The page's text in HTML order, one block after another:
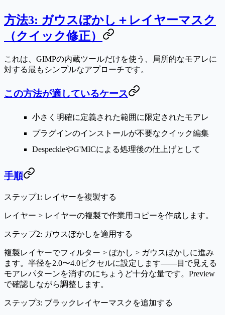
方法3: ガウスぼかし＋レイヤーマスク
（クイック修正）
これは、GIMPの内蔵ツールだけを使う、局所的なモアレに
対する最もシンプルなアプローチです。
この方法が適しているケース
小さく明確に定義された範囲に限定されたモアレ
プラグインのインストールが不要なクイック編集
DespeckleやG'MICによる処理後の仕上げとして
手順
ステップ1: レイヤーを複製する
レイヤー > レイヤーの複製で作業用コピーを作成します。
ステップ2: ガウスぼかしを適用する
複製レイヤーでフィルター > ぼかし > ガウスぼかしに進み
ます。半径を2.0〜4.0ピクセルに設定します——目で見える
モアレパターンを消すのにちょうど十分な量です。 Preview
で確認しながら調整します。
ステップ3: ブラックレイヤーマスクを追加する